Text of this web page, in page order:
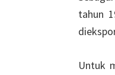
tahun
Untuk